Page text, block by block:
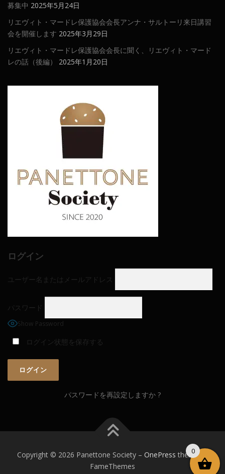
募集中 2025年5月24日
リエヴィト・マードレ保護協会会長アンナ・サルトーリ来日講習
会を開催します 2025年3月29日
リエヴィト・マードレ保護協会会長に聞く、リエヴィト・マード
レの話（後編）
2025年1月20日
ログイン
ユーザー名またはメールアドレス
パスワード
Show Password
ログイン状態を保存する
パスワードを再設定しますか ?
Copyright © 2026 Panettone Society – OnePress theme by
FameThemes
0